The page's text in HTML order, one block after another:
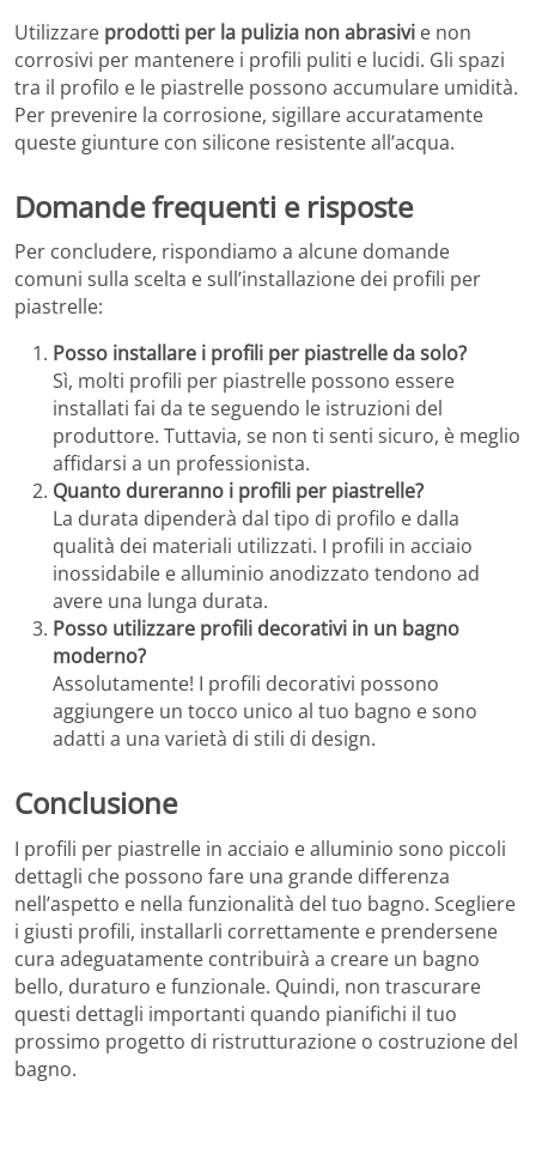
Utilizzare prodotti per la pulizia non abrasivi e non
corrosivi per mantenere i profili puliti e lucidi. Gli spazi
tra il profilo e le piastrelle possono accumulare umidità.
Per prevenire la corrosione, sigillare accuratamente
queste giunture con silicone resistente all’acqua.
Domande frequenti e risposte
Per concludere, rispondiamo a alcune domande
comuni sulla scelta e sull’installazione dei profili per
piastrelle:
Posso installare i profili per piastrelle da solo?
Sì, molti profili per piastrelle possono essere
installati fai da te seguendo le istruzioni del
produttore. Tuttavia, se non ti senti sicuro, è meglio
affidarsi a un professionista.
Quanto dureranno i profili per piastrelle?
La durata dipenderà dal tipo di profilo e dalla
qualità dei materiali utilizzati. I profili in acciaio
inossidabile e alluminio anodizzato tendono ad
avere una lunga durata.
Posso utilizzare profili decorativi in un bagno
moderno?
Assolutamente! I profili decorativi possono
aggiungere un tocco unico al tuo bagno e sono
adatti a una varietà di stili di design.
Conclusione
I profili per piastrelle in acciaio e alluminio sono piccoli
dettagli che possono fare una grande differenza
nell’aspetto e nella funzionalità del tuo bagno. Scegliere
i giusti profili, installarli correttamente e prendersene
cura adeguatamente contribuirà a creare un bagno
bello, duraturo e funzionale. Quindi, non trascurare
questi dettagli importanti quando pianifichi il tuo
prossimo progetto di ristrutturazione o costruzione del
bagno.